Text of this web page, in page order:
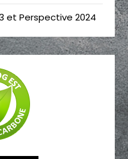
et Perspective 2024